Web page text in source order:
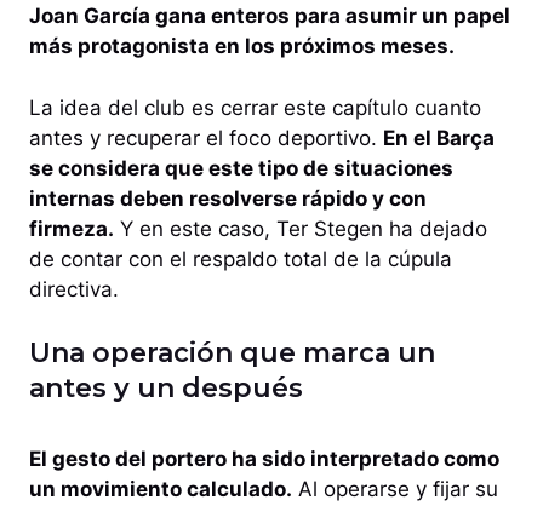
Joan García gana enteros para asumir un papel
más protagonista en los próximos meses.
La idea del club es cerrar este capítulo cuanto
antes y recuperar el foco deportivo. En el Barça
se considera que este tipo de situaciones
internas deben resolverse rápido y con
firmeza. Y en este caso, Ter Stegen ha dejado
de contar con el respaldo total de la cúpula
directiva.
Una operación que marca un
antes y un después
El gesto del portero ha sido interpretado como
un movimiento calculado. Al operarse y fijar su